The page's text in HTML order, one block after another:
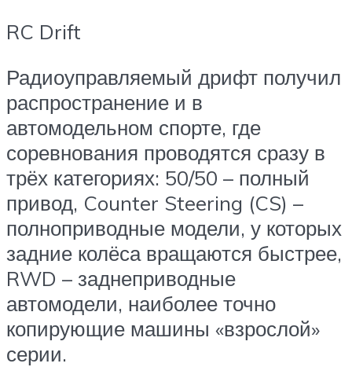
RC Drift
Радиоуправляемый дрифт получил
распространение и в
автомодельном спорте, где
соревнования проводятся сразу в
трёх категориях: 50/50 – полный
привод, Counter Steering (CS) –
полноприводные модели, у которых
задние колёса вращаются быстрее,
RWD – заднеприводные
автомодели, наиболее точно
копирующие машины «взрослой»
серии.